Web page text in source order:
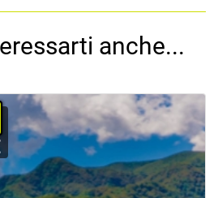
anche...